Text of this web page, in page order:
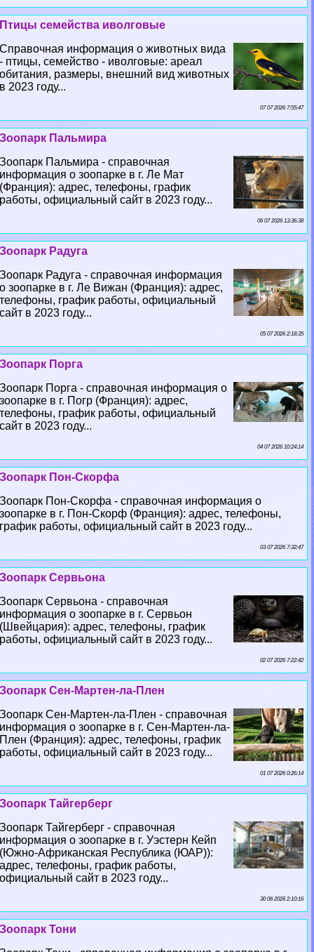
Птицы семейства иволговые
Справочная информация о животных вида
- птицы, семейство - иволговые: ареал
обитания, размеры, внешний вид животных
в 2023 году...
07 07 2026 7:55:47
Зоопарк Пальмира
Зоопарк Пальмира - справочная
информация о зоопарке в г. Ле Мат
(Франция): адрес, телефоны, график
работы, официальный сайт в 2023 году...
06 07 2026 13:36:38
Зоопарк Радуга
Зоопарк Радуга - справочная информация
о зоопарке в г. Ле Вижан (Франция): адрес,
телефоны, график работы, официальный
сайт в 2023 году...
05 07 2026 2:18:35
Зоопарк Порга
Зоопарк Порга - справочная информация о
зоопарке в г. Погр (Франция): адрес,
телефоны, график работы, официальный
сайт в 2023 году...
04 07 2026 10:24:14
Зоопарк Пон-Скорфа
Зоопарк Пон-Скорфа - справочная информация о
зоопарке в г. Пон-Скорф (Франция): адрес, телефоны,
график работы, официальный сайт в 2023 году...
03 07 2026 7:32:47
Зоопарк Сервьона
Зоопарк Сервьона - справочная
информация о зоопарке в г. Сервьон
(Швейцария): адрес, телефоны, график
работы, официальный сайт в 2023 году...
02 07 2026 7:22:42
Зоопарк Сен-Мартен-ла-Плен
Зоопарк Сен-Мартен-ла-Плен - справочная
информация о зоопарке в г. Сен-Мартен-ла-
Плен (Франция): адрес, телефоны, график
работы, официальный сайт в 2023 году...
01 07 2026 0:26:14
Зоопарк Тайгерберг
Зоопарк Тайгерберг - справочная
информация о зоопарке в г. Уэстерн Кейп
(Южно-Африканская Республика (ЮАР)):
адрес, телефоны, график работы,
официальный сайт в 2023 году...
30 06 2026 2:10:16
Зоопарк Тони